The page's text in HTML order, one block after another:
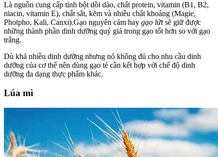
Là nguồn cung cấp tinh bột dồi dào, chất protein, vitamin (B1, B2,
niacin, vitamin E), chất sắt, kẽm và nhiều chất khoáng (Magie,
Photpho, Kali, Canxi).Gạo nguyên cám hay gạo lứtsẽ giữ được
những thành phần dinh dưỡng quý giá trong gạo tốt hơn so với gạo
trắng.
Dù khá nhiều dinh dưỡng nhưng nó không đủ cho nhu cầu dinh
dưỡng của cơ thể nên dùng gạo tẻ cần kết hợp với chế độ dinh
dưỡng đa dạng thực phẩm khác.
Lúa mì